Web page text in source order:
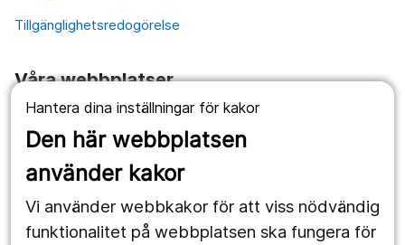
Hantera dina inställningar för kakor
Den här webbplatsen
använder kakor
Vi använder webbkakor för att viss nödvändig
funktionalitet på webbplatsen ska fungera för
Tillgänglighetsredogörelse
Våra webbplatser
1177.se
Länstrafiken
Utveckling